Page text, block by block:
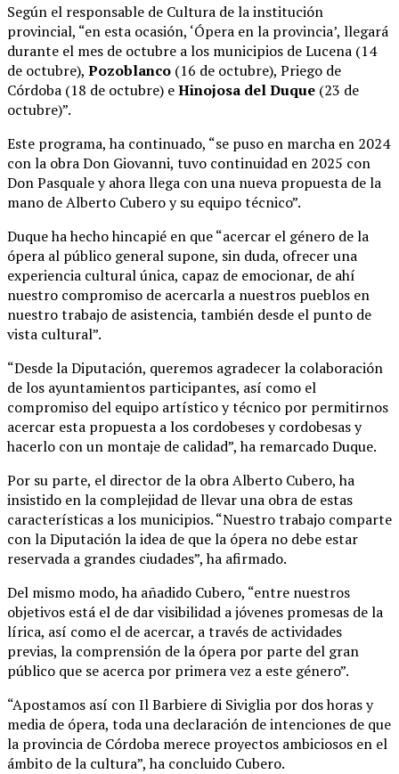
Según el responsable de Cultura de la institución
provincial, “en esta ocasión, ‘Ópera en la provincia’, llegará
durante el mes de octubre a los municipios de Lucena (14
de octubre), Pozoblanco (16 de octubre), Priego de
Córdoba (18 de octubre) eHinojosa del Duque (23 de
octubre)”.
Este programa, ha continuado, “se puso en marcha en 2024
con la obra Don Giovanni, tuvo continuidad en 2025 con
Don Pasquale y ahora llega con una nueva propuesta de la
mano de Alberto Cubero y su equipo técnico”.
Duque ha hecho hincapié en que “acercar el género de la
ópera al público general supone, sin duda, ofrecer una
experiencia cultural única, capaz de emocionar, de ahí
nuestro compromiso de acercarla a nuestros pueblos en
nuestro trabajo de asistencia, también desde el punto de
vista cultural”.
“Desde la Diputación, queremos agradecer la colaboración
de los ayuntamientos participantes, así como el
compromiso del equipo artístico y técnico por permitirnos
acercar esta propuesta a los cordobeses y cordobesas y
hacerlo con un montaje de calidad”, ha remarcado Duque.
Por su parte, el director de la obra Alberto Cubero, ha
insistido en la complejidad de llevar una obra de estas
características a los municipios. “Nuestro trabajo comparte
con la Diputación la idea de que la ópera no debe estar
reservada a grandes ciudades”, ha afirmado.
Del mismo modo, ha añadido Cubero, “entre nuestros
objetivos está el de dar visibilidad a jóvenes promesas de la
lírica, así como el de acercar, a través de actividades
previas, la comprensión de la ópera por parte del gran
público que se acerca por primera vez a este género”.
“Apostamos así con Il Barbiere di Siviglia por dos horas y
media de ópera, toda una declaración de intenciones de que
la provincia de Córdoba merece proyectos ambiciosos en el
ámbito de la cultura”, ha concluido Cubero.